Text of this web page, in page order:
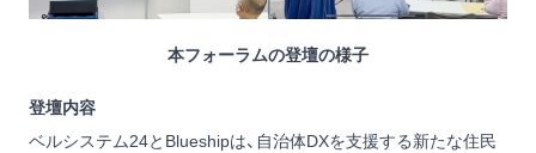
本フォーラムの登壇の様子
登壇内容
ベルシステム24とBlueshipは、自治体DXを支援する新たな住民